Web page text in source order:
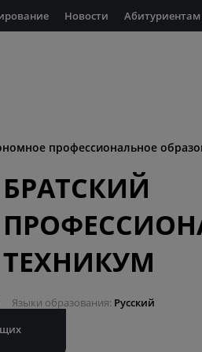
Новости Абитуриентам
профессиональное
БРАТСКИЙ
ТЕХНИКУМ
Языки образования Русский